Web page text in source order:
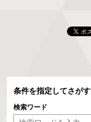
条件を指定してさがす
検索ワード